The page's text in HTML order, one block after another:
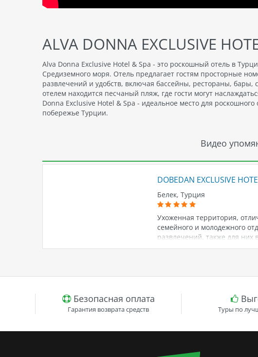
ALVA DONNA EXCLUSIVE
Alva Donna Exclusive Hotel & Spa - это роскошный отель в
Средиземного моря. Отель предлагает гостям просторные
развлечений и удобств, включая бассейны, рестораны,
отелем находится песчаный пляж, где гости могут
Donna Exclusive Hotel & Spa - идеальное место для
побережье Турции.
Видео
DOBEDAN EXCLUSIVE
Белек, Турция
Ухоженная территория,
семейного и молодежного
развлечений, также для них
бассейном с морской водой
Безопасная оплата
Гарантия возврата средств Туры по